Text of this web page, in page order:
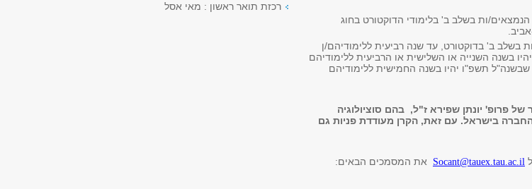
הנמצאים/ות בשלב ב' בלימודי הדוקטורט בחוג
בשלב ב' בדוקטורט, עד שנה רביעית ללימודיהם/ן
בשנה השנייה או השלישית או הרביעית ללימודיהם
של כ- 75,000 ₪. לאלה שבשנה"ל תשפ"ו יהיו בשנה החמישית ללימודיהם
פרופ' יונתן שפירא ז"ל, בהם סוציולוגיה
והחברה בישראל. עם זאת, הקרן מעודדת פניות גם
Socant@tauex.tau.ac.il את המסמכים הבאים:
רכזת תואר ראשון : מאי אסל